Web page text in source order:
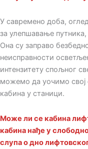
У савремено доба,
за улепшавање путника,
Она су заправо
неисправности
интензитету спољног
можемо да уочимо свој
кабина у станици.
Може ли се кабина
кабина нађе у
слупа о дно